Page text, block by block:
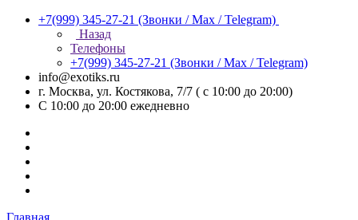
+7(999) 345-27-21 (Звонки / Max / Telegram)
Назад
Телефоны
+7(999) 345-27-21 (Звонки / Max / Telegram)
info@exotiks.ru
г. Москва, ул. Костякова, 7/7 ( с 10:00 до 20:00)
С 10:00 до 20:00 ежедневно
Главная